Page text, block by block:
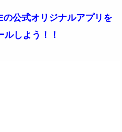
公式オリジナルアプリを
ルしよう！！